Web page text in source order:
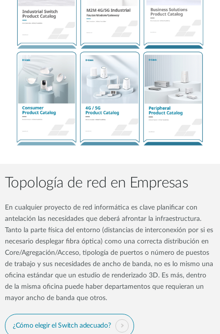
Topología de red en Empresas
En cualquier proyecto de red informática es clave planificar con
antelación las necesidades que deberá afrontar la infraestructura.
Tanto la parte física del entorno (distancias de interconexión por si es
necesario desplegar fibra óptica) como una correcta distribución en
Core/Agregación/Acceso, tipología de puertos o número de puestos
de trabajo y sus necesidades de ancho de banda, no es lo mismo una
oficina estándar que un estudio de renderizado 3D. Es más, dentro
de la misma oficina puede haber departamentos que requieran un
mayor ancho de banda que otros.
¿Cómo elegir el Switch adecuado?